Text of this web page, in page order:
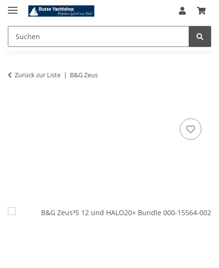
Zurück zur Liste B&G Zeus